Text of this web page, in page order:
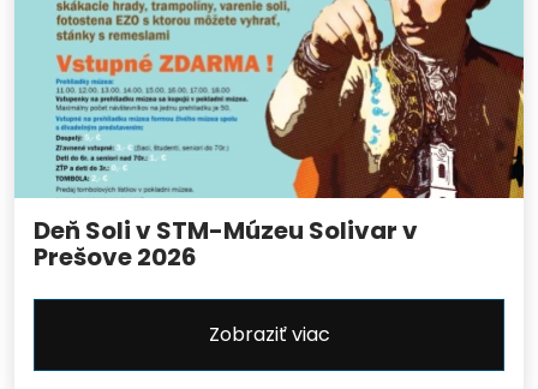
Deň Soli v STM-Múzeu Solivar v
Prešove 2026
Zobraziť viac